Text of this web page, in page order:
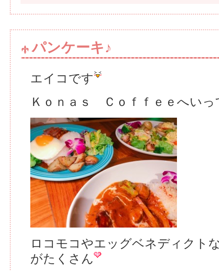
パンケーキ♪
エイコです
Ｋｏｎａｓ Ｃｏｆｆｅｅへいっ
ロコモコやエッグベネディクト
がたくさん